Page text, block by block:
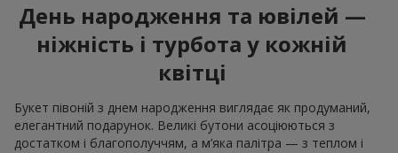
День народження та ювілей —
ніжність і турбота у кожній
квітці
Букет півоній з днем народження виглядає як продуманий,
елегантний подарунок. Великі бутони асоціюються з
достатком і благополуччям, а м’яка палітра — з теплом і